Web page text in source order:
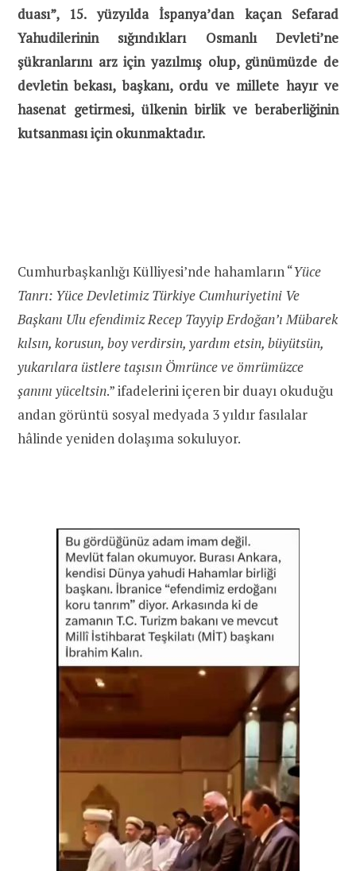
duası”, 15. yüzyıldaİspanya’dan kaçan Sefarad
Yahudilerinin sığındıkları Osmanlı Devleti’ne
şükranlarını arz için yazılmış olup, günümüzde de
devletin bekası, başkanı, ordu ve millete hayır ve
hasenat getirmesi, ülkenin birlik ve beraberliğinin
kutsanması için okunmaktadır.
Cumhurbaşkanlığı Külliyesi’nde hahamların“Yüce
Tanrı: Yüce Devletimiz Türkiye Cumhuriyetini Ve
Başkanı Ulu efendimiz Recep Tayyip Erdoğan’ı Mübarek
kılsın, korusun, boy verdirsin, yardım etsin, büyütsün,
yukarılara üstlere taşısın Ömrünce ve ömrümüzce
şanını yüceltsin.”ifadelerini içeren bir duayı okuduğu
andan görüntü sosyal medyada 3 yıldır fasılalar
hâlinde yeniden dolaşıma sokuluyor.